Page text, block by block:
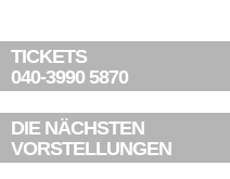
TICKETS
040-3990 5870
DIE NÄCHSTEN
VORSTELLUNGEN